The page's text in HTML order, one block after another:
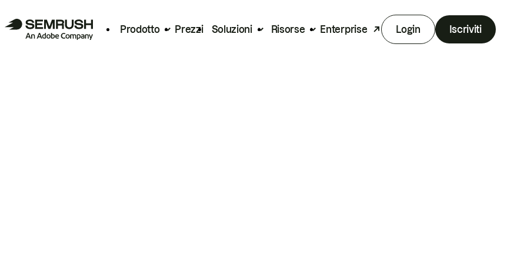
Prodotto Prezzi Soluzioni Risorse Enterprise Login Iscriviti